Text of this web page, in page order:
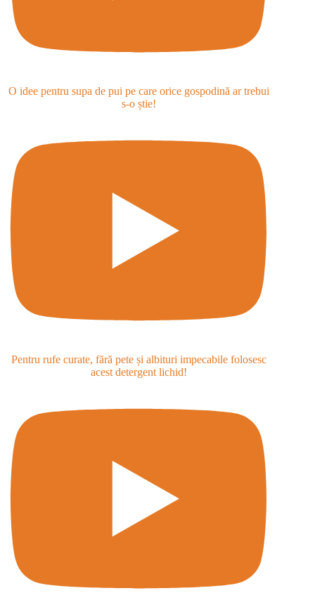
O idee pentru supa de pui pe care orice gospodină ar trebui
s-o știe!
Pentru rufe curate, fără pete și albituri impecabile folosesc
acest detergent lichid!